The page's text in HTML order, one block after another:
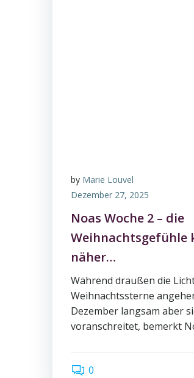
by Marie Louvel
Dezember 27, 2025
Noas Woche 2 – die
Weihnachtsgefühle
näher…
Während draußen die
Weihnachtssterne
Dezember langsam aber
voranschreitet, bemerkt
0